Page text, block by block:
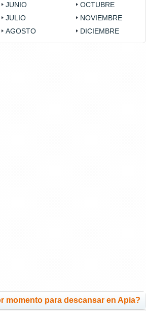
JUNIO
JULIO
AGOSTO
OCTUBRE
NOVIEMBRE
DICIEMBRE
momento para descansar en Apia?